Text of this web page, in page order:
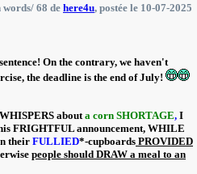
68 de here4u, postée le 10-07-2025
On the contrary, we haven't
the deadline is the end of July!
about a corn SHORTAGE, I
FRIGHTFUL announcement, WHILE
their FULLIED*-cupboards PROVIDED
people should DRAW a meal to an